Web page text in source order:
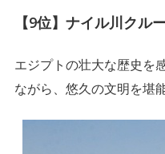
【9位】ナイル川クル
エジプトの壮大な歴史を
ながら、悠久の文明を堪